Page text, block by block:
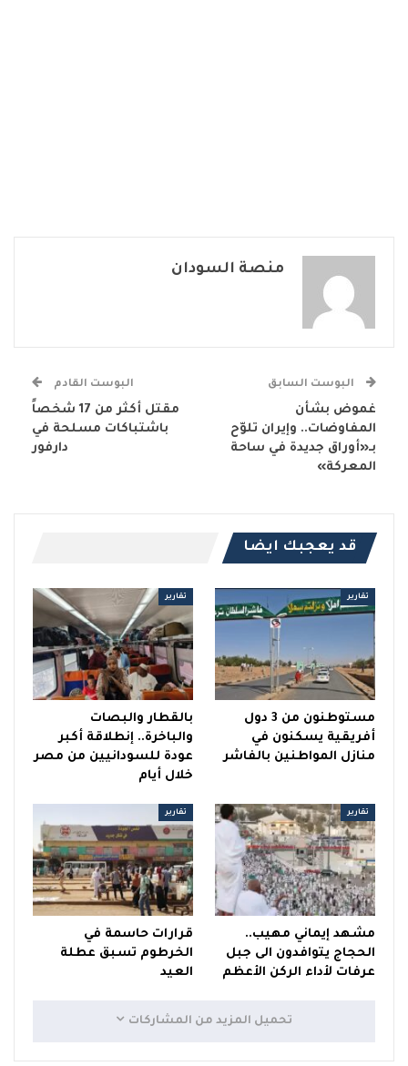
منصة السودان
البوست السابق
غموض بشأن
المفاوضات.. وإيران تلوّح
بـ«أوراق جديدة في ساحة
المعركة»
البوست القادم
مقتل أكثر من 17 شخصاً
باشتباكات مسلحة في
دارفور
قد يعجبك ايضا
تقارير
مستوطنون من 3 دول
أفريقية يسكنون في
منازل المواطنين بالفاشر
تقارير
بالقطار والبصات
والباخرة.. إنطلاقة أكبر
عودة للسودانيين من مصر
خلال أيام
تقارير
مشهد إيماني مهيب..
الحجاج يتوافدون الى جبل
عرفات لأداء الركن الأعظم
تقارير
قرارات حاسمة في
الخرطوم تسبق عطلة
العيد
تحميل المزيد من المشاركات